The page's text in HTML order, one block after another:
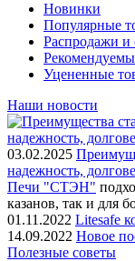
Новинки
Популярные
Распродажи и
Уцененные
Наши новости
03.02.2025
надежность,
Печи "СТЭН"
казанов, так и для
01.11.2022 Litesafe
14.09.2022 Новое
Полезные советы